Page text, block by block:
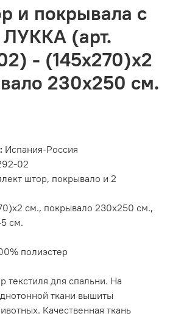
и покрывала с
(арт.
- (145х270)х2
230х250 см.
Испания-Россия
02
штор, покрывало и 2
см., покрывало 230х250 см.,
см.
полиэстер
текстиля для спальни. На
ткани вышиты
Качественная ткань